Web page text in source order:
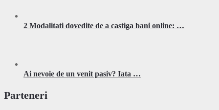
2 Modalitati dovedite de a castiga bani online: …
Ai nevoie de un venit pasiv? Iata …
Parteneri